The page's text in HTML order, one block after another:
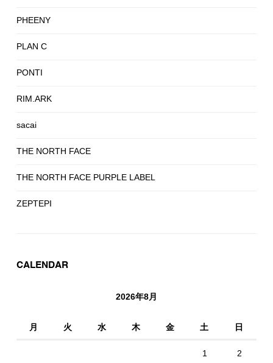
PHEENY
PLAN C
PONTI
RIM.ARK
sacai
THE NORTH FACE
THE NORTH FACE PURPLE LABEL
ZEPTEPI
CALENDAR
2026年8月
月 火 水 木 金 土 日
1 2